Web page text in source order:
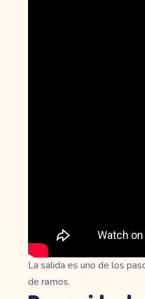
La salida es uno de los
de ramos.